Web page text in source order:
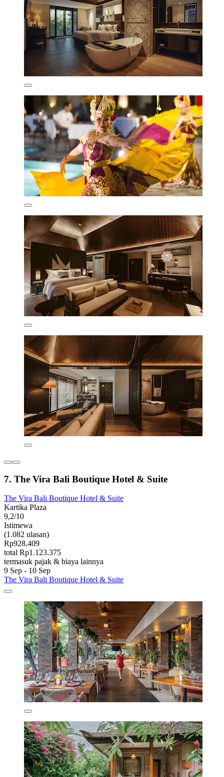
7. The Vira Bali Boutique Hotel & Suite
The Vira Bali Boutique Hotel & Suite
Kartika Plaza
9,2/10
Istimewa
(1.082 ulasan)
Rp928.409
total Rp1.123.375
termasuk pajak & biaya lainnya
9 Sep - 10 Sep
The Vira Bali Boutique Hotel & Suite